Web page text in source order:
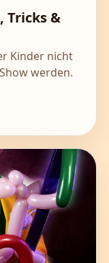
Tricks &
Kinder nicht
werden.